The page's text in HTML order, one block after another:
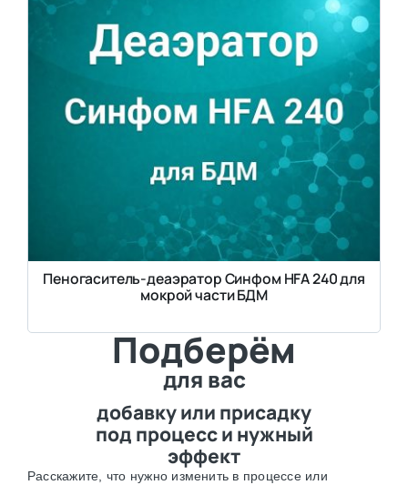
Пеногаситель-деаэратор Синфом HFA 240 для
мокрой части БДМ
Подберём
для вас
добавку или присадку
под процесс и нужный
эффект
Расскажите, что нужно изменить в процессе или